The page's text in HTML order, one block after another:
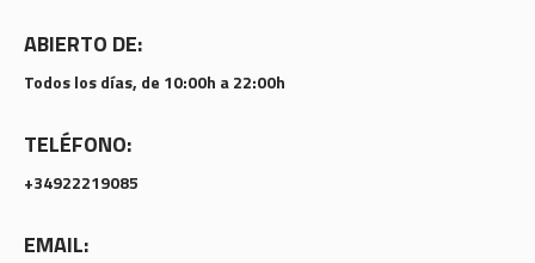
ABIERTO DE:
Todos los días, de 10:00h a 22:00h
TELÉFONO:
+34922219085
EMAIL: